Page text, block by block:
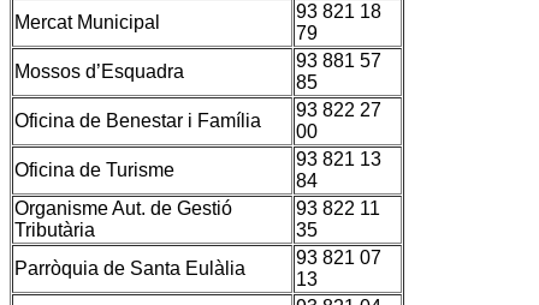
Mercat Municipal
93 821 18
79
Mossos d’Esquadra
93 881 57
85
Oficina de Benestar i Família
93 822 27
00
Oficina de Turisme
93 821 13
84
Organisme Aut. de Gestió
Tributària
93 822 11
35
Parròquia de Santa Eulàlia
93 821 07
13